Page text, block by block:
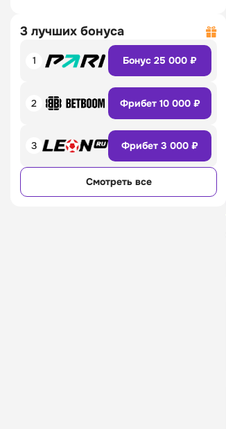
3 лучших бонуса
1 Бонус 25 000 ₽
2 Фрибет 10 000 ₽
3 Фрибет 3 000 ₽
Смотреть все